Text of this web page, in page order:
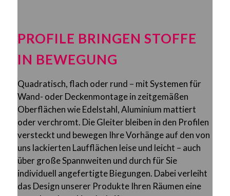
PROFILE BRINGEN STOFFE
IN BEWEGUNG
Quadratisch, flach oder rund – mit Systemen für
Wand- oder Deckenmontage in zeitgemäßen
Oberflächen wie Edelstahl, Aluminium mattiert
oder verchromt. Die Gleiter bleiben in den Profilen
versteckt und bewegen Ihre Vorhänge auf den von
uns lackierten Laufflächen leise und leicht – auch
über große Spannweiten und durch für Sie
individuell angefertigte Biegungen. Dabei verleiht
das Design unserer Produkte Ihren Räumen eine